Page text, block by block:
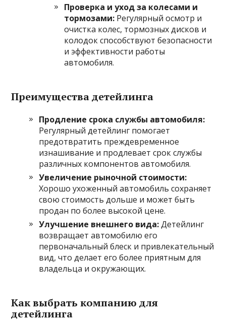
Проверка и уход за колесами и
тормозами: Регулярный осмотр и
очистка колес, тормозных дисков и
колодок способствуют безопасности
и эффективности работы
автомобиля.
Преимущества детейлинга
Продление срока службы автомобиля:
Регулярный детейлинг помогает
предотвратить преждевременное
изнашивание и продлевает срок службы
различных компонентов автомобиля.
Увеличение рыночной стоимости:
Хорошо ухоженный автомобиль сохраняет
свою стоимость дольше и может быть
продан по более высокой цене.
Улучшение внешнего вида:Детейлинг
возвращает автомобилю его
первоначальный блеск и привлекательный
вид, что делает его более приятным для
владельца и окружающих.
Как выбрать компанию для
детейлинга